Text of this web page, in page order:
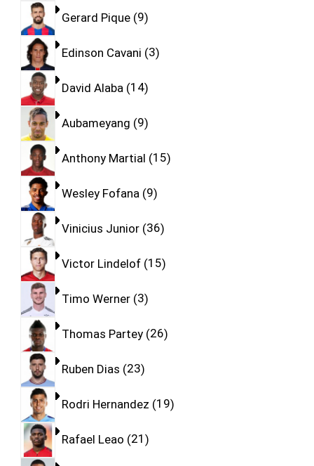
Gerard Pique 9
Edinson Cavani 3
David Alaba 14
Aubameyang 9
Anthony Martial 15
Wesley Fofana 9
Vinicius Junior 36
Victor Lindelof 15
Timo Werner 3
Thomas Partey 26
Ruben Dias 23
Rodri Hernandez 19
Rafael Leao 21